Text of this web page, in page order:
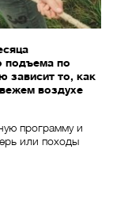
подъема по
зависит то, как
воздухе
программу и
или походы